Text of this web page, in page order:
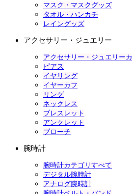
マスク・マスクグッズ
タオル・ハンカチ
レイングッズ
アクセサリー・ジュエリー
アクセサリー・ジュエリー
ピアス
イヤリング
イヤーカフ
リング
ネックレス
ブレスレット
アンクレット
ブローチ
腕時計
腕時計カテゴリすべて
デジタル腕時計
アナログ腕時計